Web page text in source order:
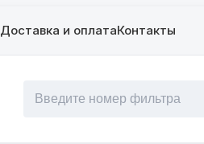
Доставка и оплатаКонтакты